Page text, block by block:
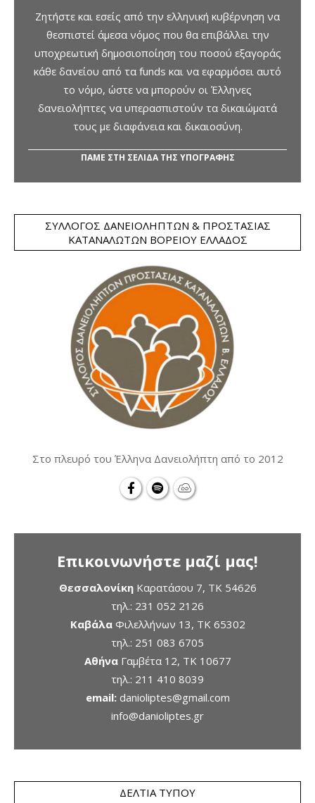
Ζητήστε και εσείς από την ελληνική κυβέρνηση να
θεσπιστεί άμεσα νόμος που θα επιβάλλει την
υποχρεωτική δημοσιοποίηση του ποσού εξαγοράς
κάθε δανείου από τα funds και να εφαρμόσει αυτό
το νόμο, ώστε να μπορούν οι Έλληνες
δανειολήπτες να υπερασπιστούν τα δικαιώματά
τους με διαφάνεια και δικαιοσύνη.
ΠΑΜΕ ΣΤΗ ΣΕΛΙΔΑ ΤΗΣ ΥΠΟΓΡΑΦΗΣ
ΣΎΛΛΟΓΟΣ ΔΑΝΕΙΟΛΗΠΤΏΝ & ΠΡΟΣΤΑΣΊΑΣ
ΚΑΤΑΝΑΛΩΤΏΝ ΒΟΡΕΊΟΥ ΕΛΛΆΔΟΣ
Στο πλευρό του Έλληνα Δανειολήπτη από το 2012
Επικοινωνήστε μαζί μας!
ΘεσσαλονίκηΚαρατάσου 7, TK 54626
τηλ.: 231 052 2126
ΚαβάλαΦιλελλήνων 13, ΤΚ 65302
τηλ.: 251 083 6705
ΑθήναΓαμβέτα 12, ΤΚ 10677
τηλ.: 211 410 8039
email: danioliptes@gmail.com
info@danioliptes.gr
ΔΕΛΤΊΑ ΤΎΠΟΥ